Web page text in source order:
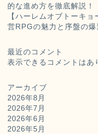
的な進め方を徹底解説！
【ハーレムオブトーキ
営RPGの魅力と序盤の爆
最近のコメント
表示できるコメントはあ
アーカイブ
2026年8月
2026年7月
2026年6月
2026年5月